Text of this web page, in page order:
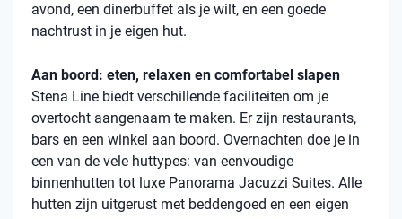
avond, een dinerbuffet als je wilt, en een goede
nachtrust in je eigen hut.
Aan boord: eten, relaxen en comfortabel slapen
Stena Line biedt verschillende faciliteiten om je
overtocht aangenaam te maken. Er zijn restaurants,
bars en een winkel aan boord. Overnachten doe je in
een van de vele huttypes: van eenvoudige
binnenhutten tot luxe Panorama Jacuzzi Suites. Alle
hutten zijn uitgerust met beddengoed en een eigen